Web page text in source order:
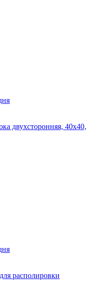
двухсторонняя, 40х40,
располировки